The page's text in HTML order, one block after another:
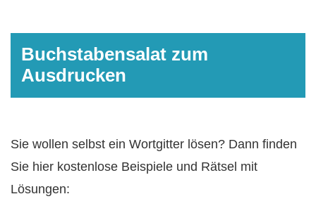
Buchstabensalat zum
Ausdrucken
Sie wollen selbst ein Wortgitter lösen? Dann finden
Sie hier kostenlose Beispiele und Rätsel mit
Lösungen: